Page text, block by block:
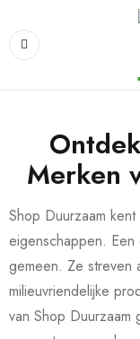
Merken
Shop Duurzaam
eigenschappen.
gemeen. Ze streven
milieuvriendelijke
van Shop